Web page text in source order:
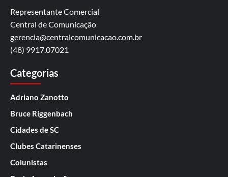
Representante Comercial
Central de Comunicação
gerencia@centralcomunicacao.com.br
(48) 9917.07021
Categorias
Adriano Zanotto
Bruce Riggenbach
Cidades de SC
Clubes Catarinenses
Colunistas